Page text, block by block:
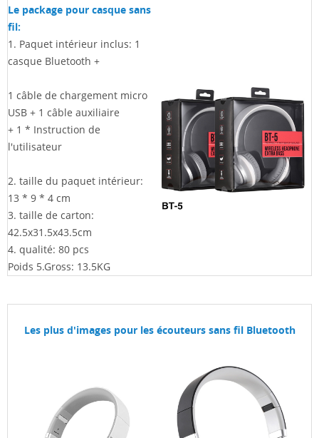
Le package pour casque sans
fil:
1. Paquet intérieur inclus: 1
casque Bluetooth +
1 câble de chargement micro
USB + 1 câble auxiliaire
+ 1 * Instruction de
l'utilisateur
2. taille du paquet intérieur:
13 * 9 * 4 cm
3. taille de carton:
42.5x31.5x43.5cm
4. qualité: 80 pcs
Poids 5.Gross: 13.5KG
Les plus d'images pour les écouteurs sans fil Bluetooth